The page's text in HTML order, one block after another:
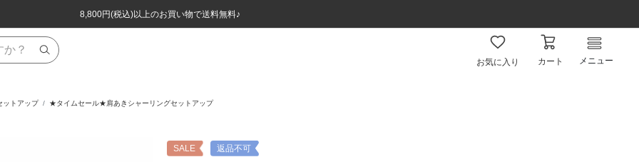
8,800円(税込)以上のお買い物で送料無料♪
ほぼ全品半額！！8/12(水)お昼12:59まで！！
8,800円(税込)以上のお買い物で送料無料♪
ほぼ全品半額！！8/12(水)お昼12:59まで！！
お気に入り カート メニュー
ットアップ ★タイムセール★肩あきシャーリングセットアップ
SALE 返品不可